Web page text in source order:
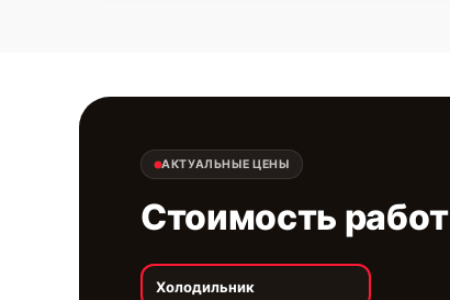
АКТУАЛЬНЫЕ ЦЕНЫ
Стоимость работ
Холодильник